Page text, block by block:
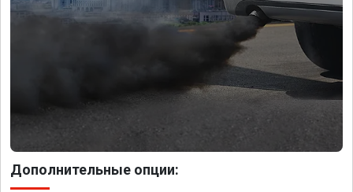
Дополнительные опции: